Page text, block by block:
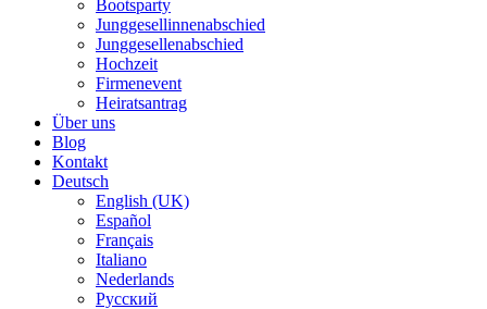
Bootsparty
Junggesellinnenabschied
Junggesellenabschied
Hochzeit
Firmenevent
Heiratsantrag
Über uns
Blog
Kontakt
Deutsch
English (UK)
Español
Français
Italiano
Nederlands
Русский